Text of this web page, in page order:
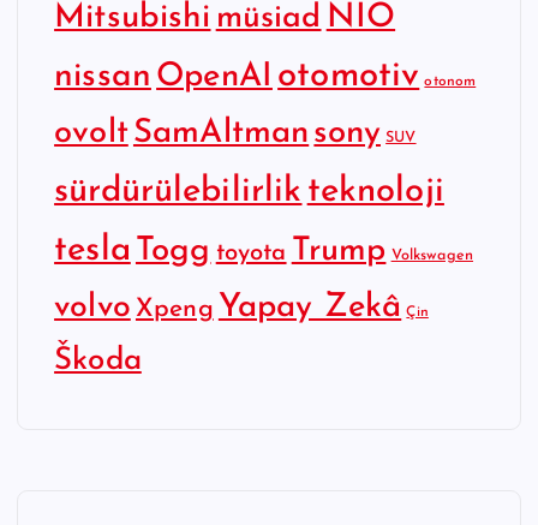
Mitsubishi müsiad NIO
nissan OpenAI otomotiv otonom
ovoltSamAltman sony SUV
sürdürülebilirlik teknoloji
tesla Togg toyota Trump Volkswagen
volvo Xpeng Yapay Zekâ Çin
Škoda